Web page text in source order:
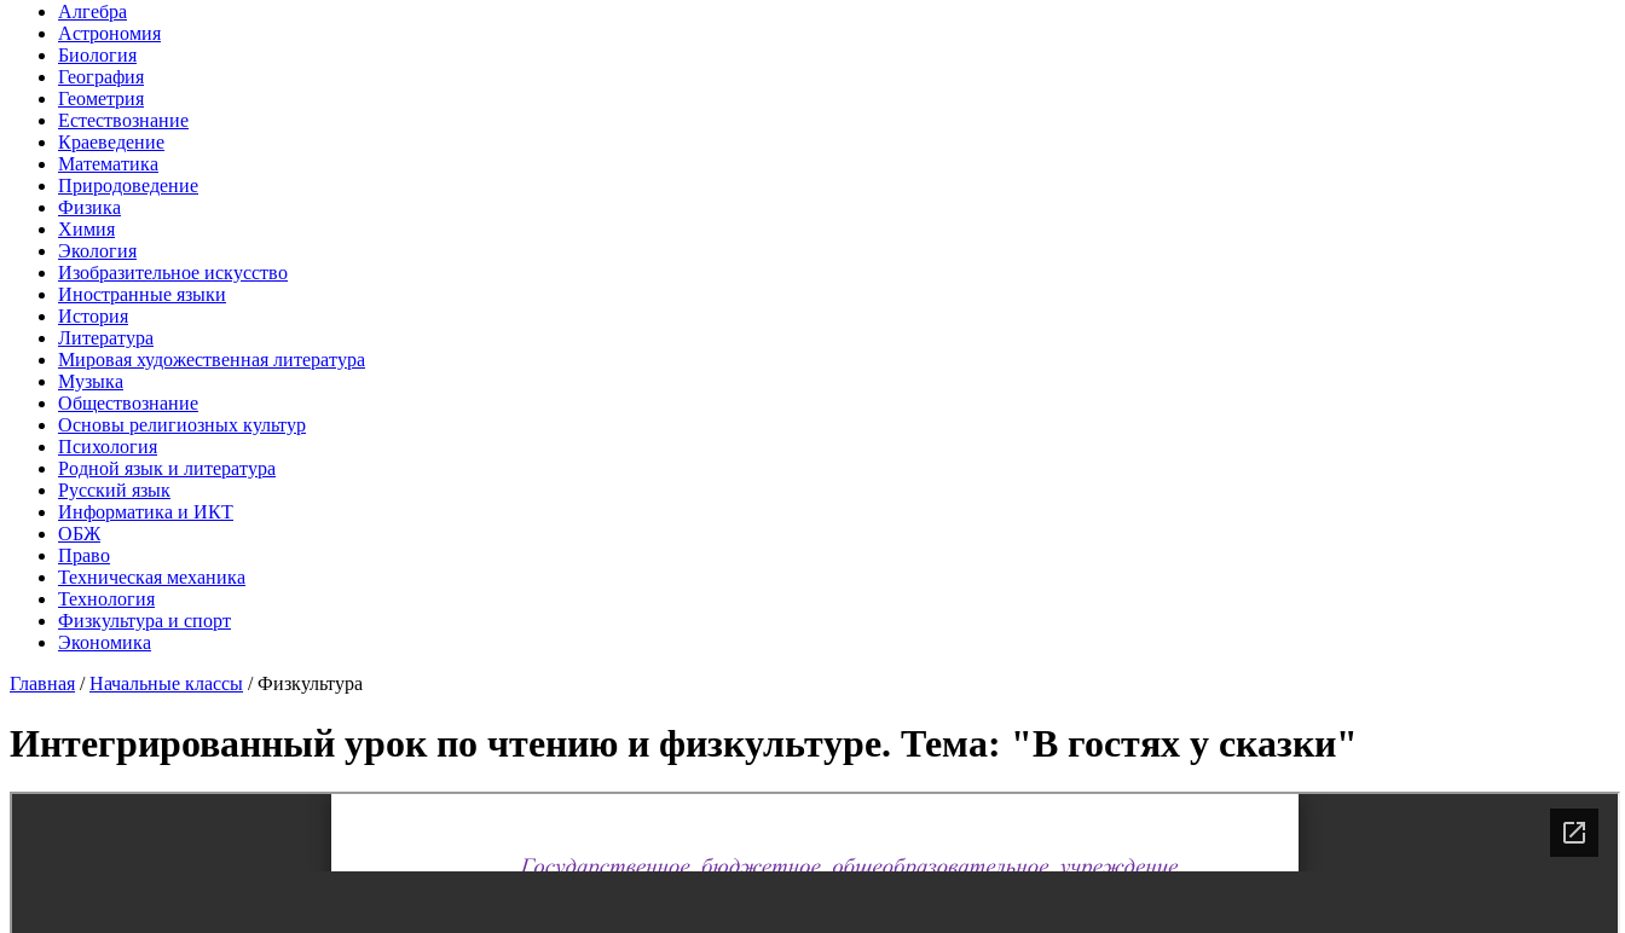
Алгебра
Астрономия
Биология
География
Геометрия
Естествознание
Краеведение
Математика
Природоведение
Физика
Химия
Экология
Изобразительное искусство
Иностранные языки
История
Литература
Мировая художественная литература
Музыка
Обществознание
Основы религиозных культур
Психология
Родной язык и литература
Русский язык
Информатика и ИКТ
ОБЖ
Право
Техническая механика
Технология
Физкультура и спорт
Экономика
Главная /Начальные классы /Физкультура
Интегрированный урок по чтению и физкультуре. Тема: "В гостях у сказки"